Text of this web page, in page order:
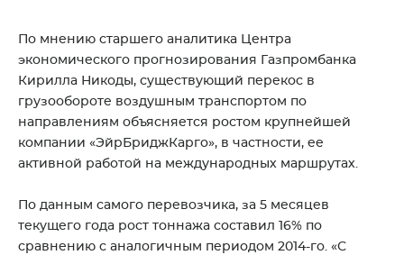
По мнению старшего аналитика Центра
экономического прогнозирования Газпромбанка
Кирилла Никоды, существующий перекос в
грузообороте воздушным транспортом по
направлениям объясняется ростом крупнейшей
компании «ЭйрБриджКарго», в частности, ее
активной работой на международных маршрутах.
По данным самого перевозчика, за 5 месяцев
текущего года рост тоннажа составил 16% по
сравнению с аналогичным периодом 2014-го. «С